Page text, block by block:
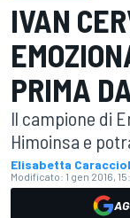
IVAN
PRIMA
Il campione di
Himoinsa e
Elisabetta
Modificato: 1 gen 2016,